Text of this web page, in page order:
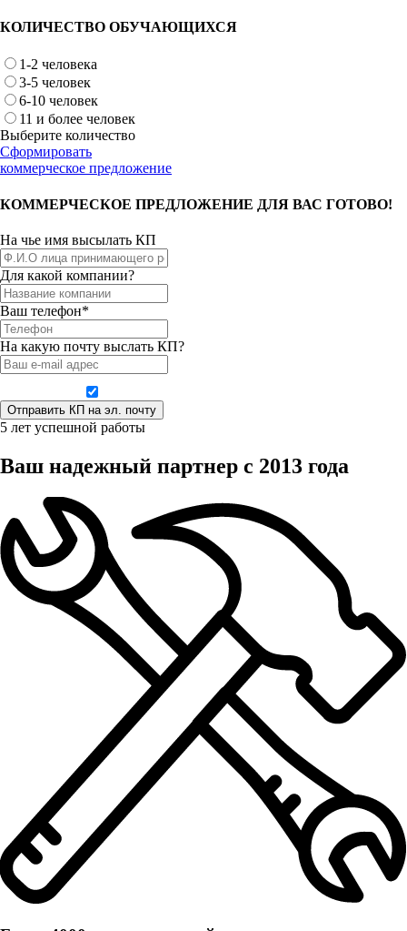
КОЛИЧЕСТВО ОБУЧАЮЩИХСЯ
1-2 человека
3-5 человек
6-10 человек
11 и более человек
Выберите количество
Сформировать
коммерческое предложение
КОММЕРЧЕСКОЕ ПРЕДЛОЖЕНИЕ ДЛЯ ВАС ГОТОВО!
На чье имя высылать КП
Для какой компании?
Ваш телефон*
На какую почту выслать КП?
5 лет успешной работы
Ваш надежный партнер с 2013 года